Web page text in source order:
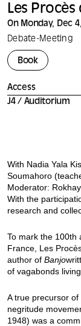
Les
On Monday, Dec
Debate-Meeting
Book
Access
J4 / Auditorium
With Nadia Yala
Soumahoro
Moderator:
With the
research and
To mark the 100th
France, Les
author of Banjo
of vagabonds
A true precursor
negritude
1948) was a